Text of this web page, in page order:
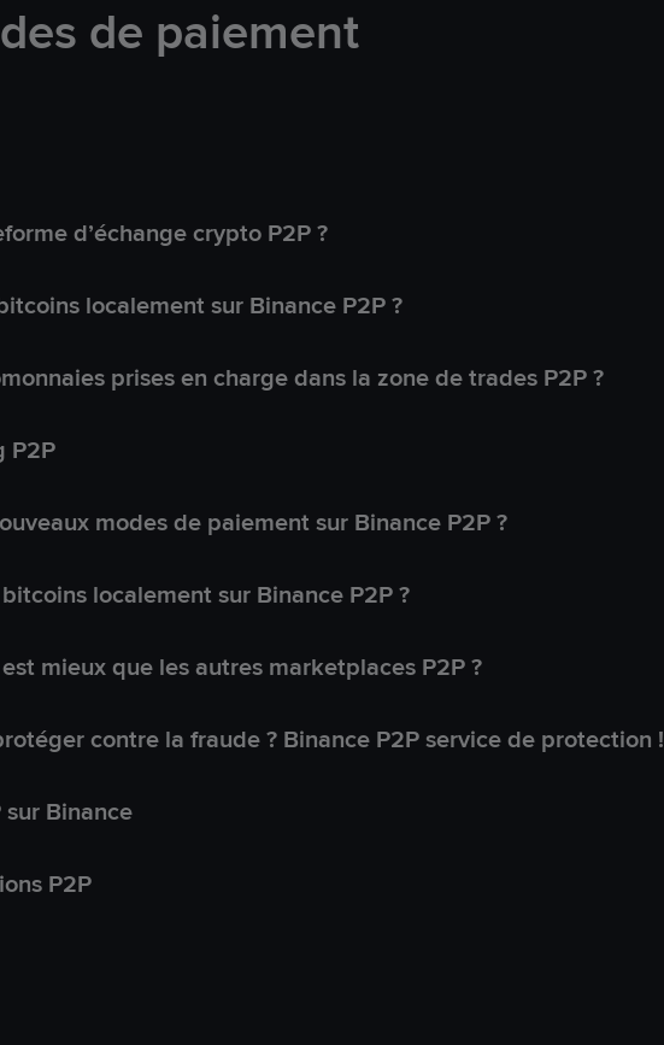
de paiement
d’échange crypto P2P ?
localement sur Binance P2P ?
prises en charge dans la zone de trades P2P ?
P2P
modes de paiement sur Binance P2P ?
localement sur Binance P2P ?
mieux que les autres marketplaces P2P ?
contre la fraude ? Binance P2P service de protection !
Binance
P2P